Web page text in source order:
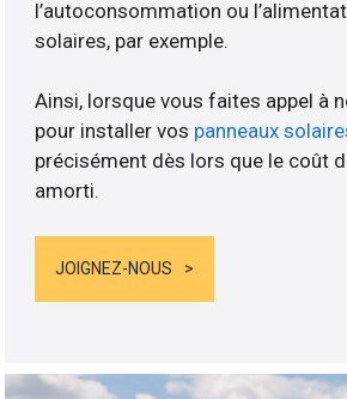
l’autoconsommation ou
solaires, par exemple.
Ainsi, lorsque vous faites appel à
pour installer vos panneaux
précisément dès lors que le coût
amorti.
JOIGNEZ-NOUS